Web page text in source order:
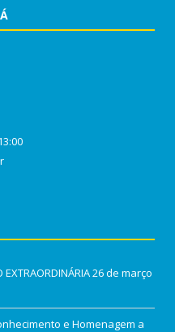
EXTRAORDINÁRIA26 de março
e Homenagem a